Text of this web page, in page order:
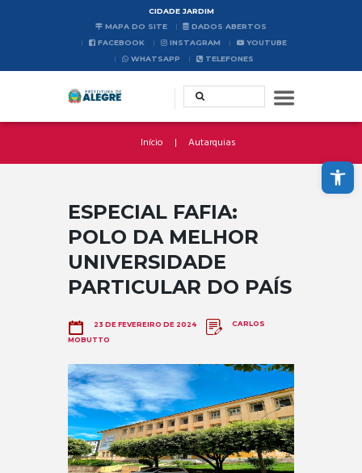
Abrir a barra de ferramentas
CIDADE JARDIM
MAPA DO SITE
DADOS ABERTOS
FACEBOOK
INSTAGRAM
YOUTUBE
WHATSAPP
TELEFONES
Início Autarquias
ESPECIAL FAFIA:
POLO DA MELHOR
UNIVERSIDADE
PARTICULAR DO PAÍS
23 DE FEVEREIRO DE 2024
CARLOS
MOBUTTO